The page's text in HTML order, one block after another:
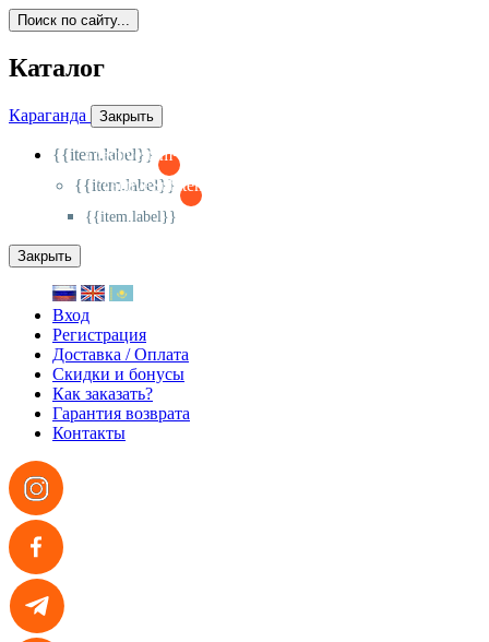
Поиск по сайту...
Каталог
Караганда Закрыть
{{item.label}}
{{activeItem==item.id?'-
{{item.label}}
{{activeSubitem==item.id?'-
{{item.label}}
Закрыть
Вход
Регистрация
Доставка / Оплата
Скидки и бонусы
Как заказать?
Гарантия возврата
Контакты